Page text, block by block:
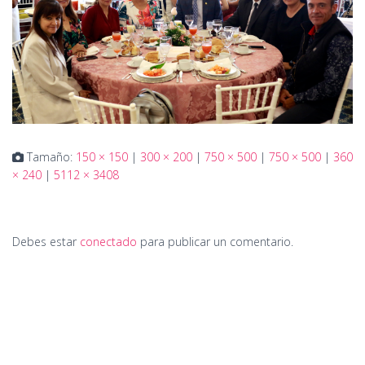
Tamaño: 150 × 150 | 300 × 200 | 750 × 500 | 750 × 500 | 360
× 240 | 5112 × 3408
Debes estar conectado para publicar un comentario.